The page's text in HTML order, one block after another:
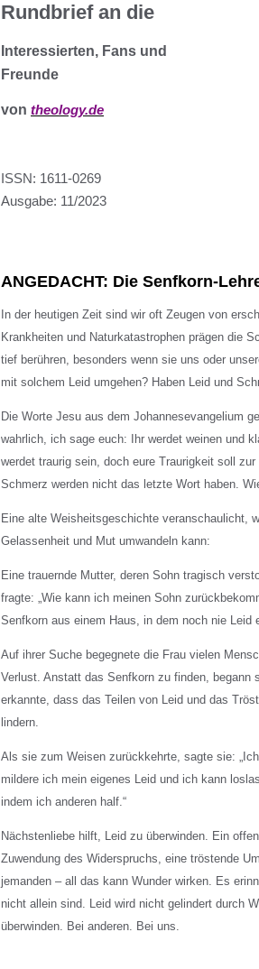
Rundbrief an die
Interessierten, Fans und
Freunde
von theology.de
ISSN: 1611-0269
Ausgabe: 11/2023
ANGEDACHT: Die Senfkorn-
In der heutigen Zeit sind wir oft Zeugen von
Krankheiten und Naturkatastrophen prägen die
tief berühren, besonders wenn sie uns oder
mit solchem Leid umgehen? Haben Leid und
Die Worte Jesu aus dem Johannesevangelium
wahrlich, ich sage euch: Ihr werdet weinen und
werdet traurig sein, doch eure Traurigkeit soll
Schmerz werden nicht das letzte Wort haben.
Eine alte Weisheitsgeschichte veranschaulicht,
Gelassenheit und Mut umwandeln kann:
Eine trauernde Mutter, deren Sohn tragisch
fragte: „Wie kann ich meinen Sohn
Senfkorn aus einem Haus, in dem noch nie Leid
Auf ihrer Suche begegnete die Frau vielen
Verlust. Anstatt das Senfkorn zu finden, begann
erkannte, dass das Teilen von Leid und das
lindern.
Als sie zum Weisen zurückkehrte, sagte sie:
mildere ich mein eigenes Leid und ich kann
indem ich anderen half.“
Nächstenliebe hilft, Leid zu überwinden. Ein
Zuwendung des Widerspruchs, eine tröstende
jemanden – all das kann Wunder wirken. Es
nicht allein sind. Leid wird nicht gelindert durch
überwinden. Bei anderen. Bei uns.